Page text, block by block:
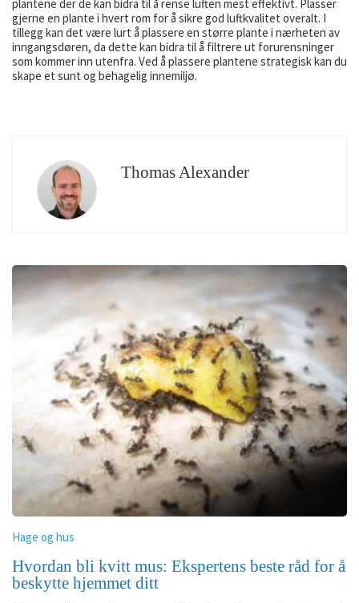
plantene der de kan bidra til å rense luften mest effektivt. Plasser
gjerne en plante i hvert rom for å sikre god luftkvalitet overalt. I
tillegg kan det være lurt å plassere en større plante i nærheten av
inngangsdøren, da dette kan bidra til å filtrere ut forurensninger
som kommer inn utenfra. Ved å plassere plantene strategisk kan du
skape et sunt og behagelig innemiljø.
Thomas Alexander
Hage og hus
Hvordan bli kvitt mus: Ekspertens beste råd for å
beskytte hjemmet ditt